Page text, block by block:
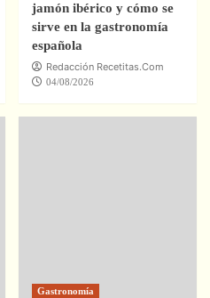
jamón ibérico y cómo se
sirve en la gastronomía
española
Redacción Recetitas.Com
04/08/2026
Gastronomía